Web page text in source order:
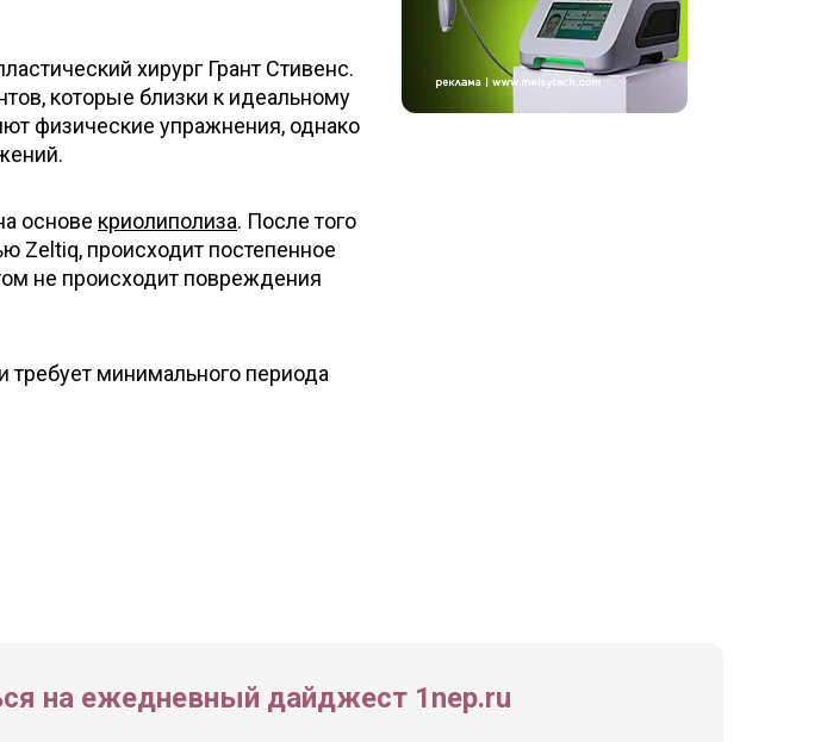
хирург Грант Стивенс.
которые близки к идеальному
физические упражнения, однако
основе криолиполиза. После того
Zeltiq, происходит постепенное
не происходит повреждения
требует минимального периода
на ежедневный дайджест 1nep.ru